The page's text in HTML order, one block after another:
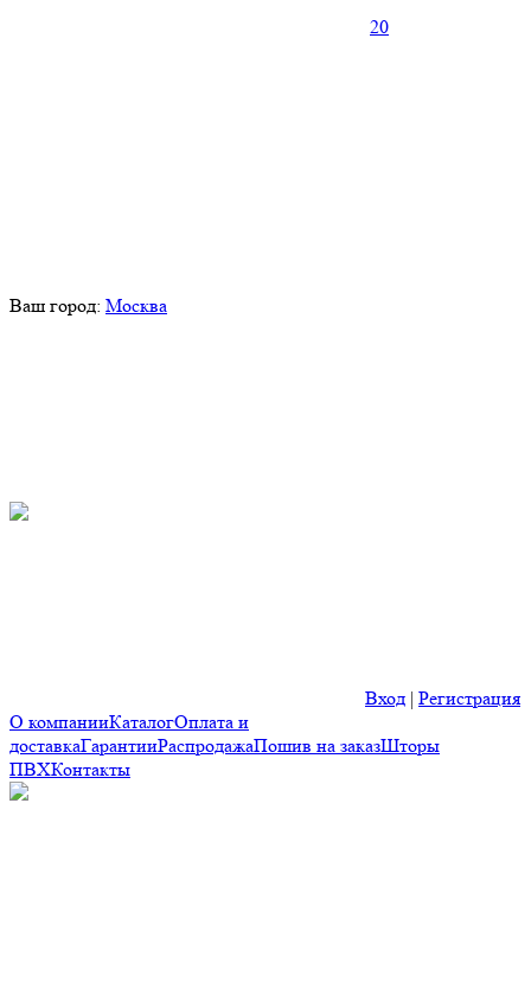
20
Ваш город: Москва
Вход | Регистрация
О компанииКаталогОплата и
доставкаГарантииРаспродажаПошив на заказШторы
ПВХКонтакты